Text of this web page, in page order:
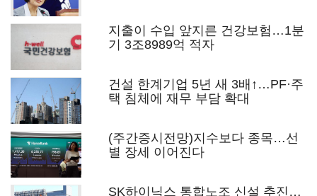
지출이 수입 앞지른 건강보험…1분
기 3조8989억 적자
건설 한계기업 5년 새 3배↑…PF·주
택 침체에 재무 부담 확대
(주간증시전망)지수보다 종목…선
별 장세 이어진다
SK하이닉스 통합노조 신설 추진…